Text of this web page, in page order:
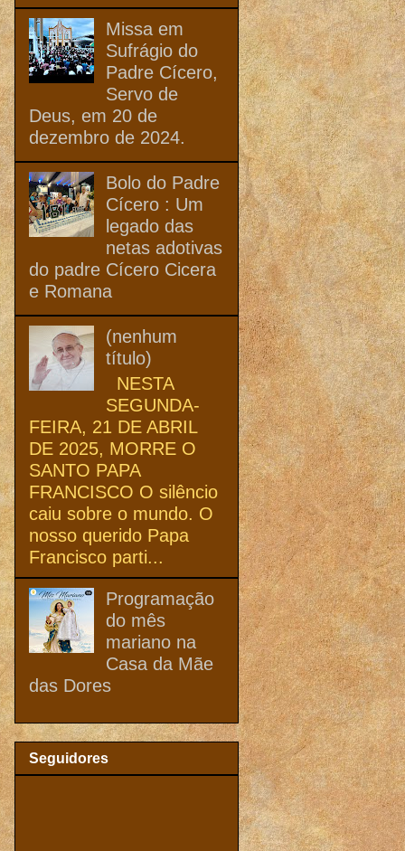
Missa em
Sufrágio do
Padre Cícero,
Servo de
Deus, em 20 de
dezembro de 2024.
Bolo do Padre
Cícero : Um
legado das
netas adotivas
do padre Cícero Cicera
e Romana
(nenhum
título)
NESTA
SEGUNDA-
FEIRA, 21 DE ABRIL
DE 2025, MORRE O
SANTO PAPA
FRANCISCO O silêncio
caiu sobre o mundo. O
nosso querido Papa
Francisco parti...
Programação
do mês
mariano na
Casa da Mãe
das Dores
Seguidores